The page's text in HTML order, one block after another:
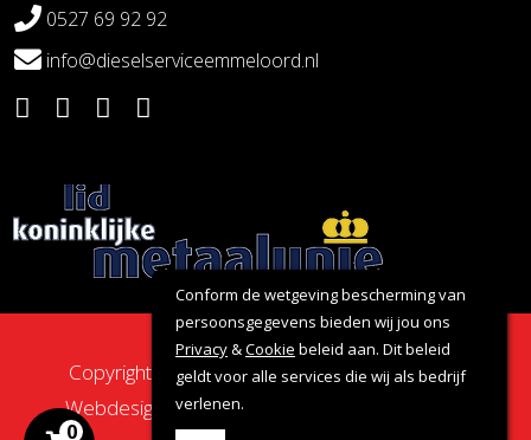
0
Conform de wetgeving bescherming van
persoonsgegevens bieden wij jou ons
Privacy&Cookie beleid aan. Dit beleid
geldt voor alle services die wij als bedrijf
verlenen.
0527 69 92 92
info@dieselserviceemmeloord.nl
Copyright 2026 - Dieselservice Emmeloord |
Webdesign door:Nova Septem